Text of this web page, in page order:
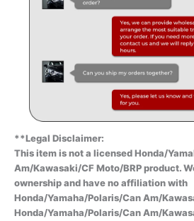
**Legal Disclaimer:
This item is not a licensed Honda/
Am/Kawasaki/CF Moto/BRP product.
ownership and have no affiliation with
Honda/Yamaha/Polaris/Can Am/
Honda/Yamaha/Polaris/Can Am/